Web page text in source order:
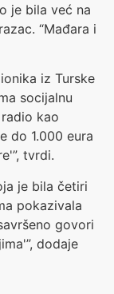
je bila već na
“Mađara i
iz Turske
socijalnu
kao
do 1.000 eura
tvrdi.
je bila četiri
pokazivala
govori
dodaje